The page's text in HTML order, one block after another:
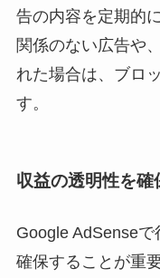
告の内容を定期的
関係のない広告や
れた場合は、ブロ
す。
収益の透明性を確
Google AdSense
確保することが重